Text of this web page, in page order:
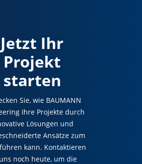
Jetzt Ihr
Projekt
starten
Sie, wie BAUMANN
Ihre Projekte durch
Lösungen und
Ansätze zum
kann. Kontaktieren
noch heute, um die